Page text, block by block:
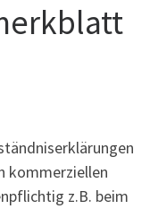
kommerziellen
z.B. beim